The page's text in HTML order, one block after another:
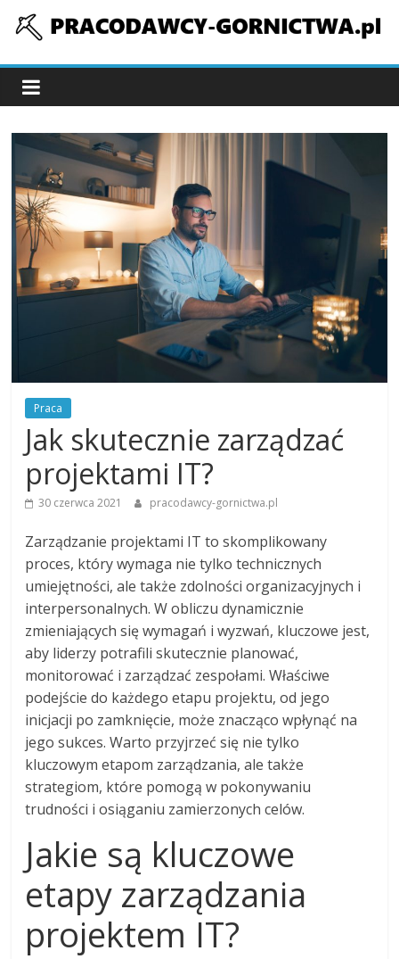
pracodawcy-
gornictwa.pl
Praca
Jak skutecznie zarządzać
projektami IT?
30 czerwca 2021 pracodawcy-gornictwa.pl
Zarządzanie projektami IT to skomplikowany
proces, który wymaga nie tylko technicznych
umiejętności, ale także zdolności organizacyjnych i
interpersonalnych. W obliczu dynamicznie
zmieniających się wymagań i wyzwań, kluczowe jest,
aby liderzy potrafili skutecznie planować,
monitorować i zarządzać zespołami. Właściwe
podejście do każdego etapu projektu, od jego
inicjacji po zamknięcie, może znacząco wpłynąć na
jego sukces. Warto przyjrzeć się nie tylko
kluczowym etapom zarządzania, ale także
strategiom, które pomogą w pokonywaniu
trudności i osiąganiu zamierzonych celów.
Jakie są kluczowe
etapy zarządzania
projektem IT?